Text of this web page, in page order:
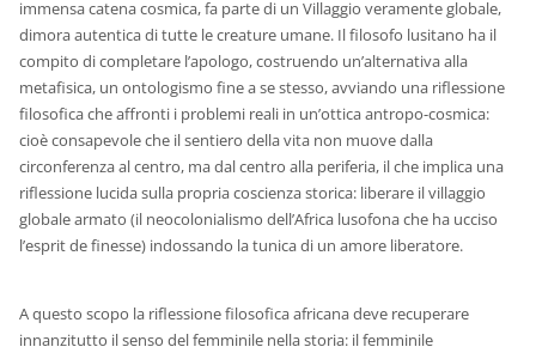
immensa catena cosmica, fa parte di un Villaggio veramente globale,
dimora autentica di tutte le creature umane. Il filosofo lusitano ha il
compito di completare l’apologo, costruendo un’alternativa alla
metafisica, un ontologismo fine a se stesso, avviando una riflessione
filosofica che affronti i problemi reali in un’ottica antropo-cosmica:
cioè consapevole che il sentiero della vita non muove dalla
circonferenza al centro, ma dal centro alla periferia, il che implica una
riflessione lucida sulla propria coscienza storica: liberare il villaggio
globale armato (il neocolonialismo dell’Africa lusofona che ha ucciso
l’esprit de finesse) indossando la tunica di un amore liberatore.
A questo scopo la riflessione filosofica africana deve recuperare
innanzitutto il senso del femminile nella storia: il femminile